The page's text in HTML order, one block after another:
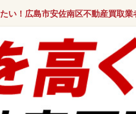
い！広島市安佐南区不動産買取業